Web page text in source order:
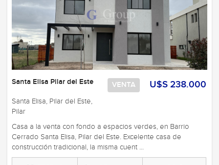
U$S 238.000
VENTA
Santa Elisa Pilar del Este
Santa Elisa, Pilar del Este,
Pilar
Casa a la venta con fondo a espacios verdes, en Barrio
Cerrado Santa Elisa, Pilar del Este. Excelente casa de
construcción tradicional, la misma cuent ...